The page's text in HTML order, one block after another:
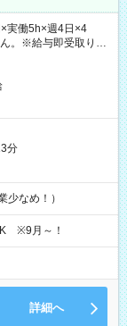
実働5h×週4日×4
。※給与即受取りサ
分
なめ！）
※9月～！
詳細へ